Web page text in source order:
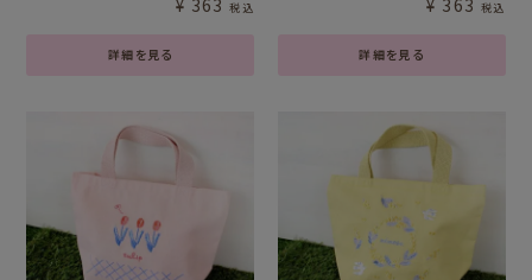
詳細を見る
税込
詳細を見る
税込